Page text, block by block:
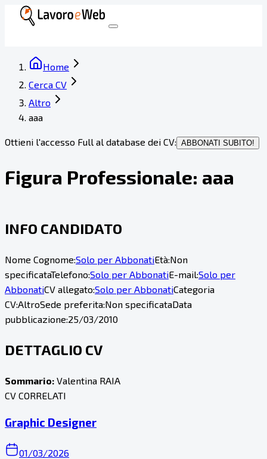
Home
Cerca CV
Altro
aaa
Ottieni l'accesso Full al database dei CV: ABBONATI SUBITO!
Figura Professionale: aaa
INFO CANDIDATO
Nome Cognome:Solo per AbbonatiEtà:Non
specificataTelefono:Solo per AbbonatiE-mail:Solo per
AbbonatiCV allegato:Solo per AbbonatiCategoria
CV:AltroSede preferita:Non specificataData
pubblicazione:25/03/2010
DETTAGLIO CV
Sommario: Valentina RAIA
CV CORRELATI
Graphic Designer
01/03/2026